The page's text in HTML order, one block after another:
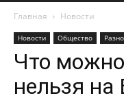
Главная Новости
Новости Общество
Что
нельзя на